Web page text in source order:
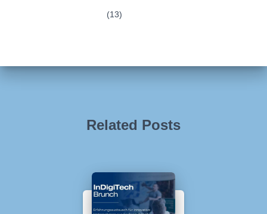
(13)
Related Posts